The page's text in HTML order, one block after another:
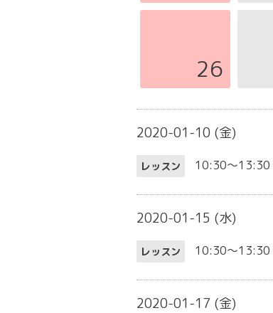
26
2020-01-10 (金)
レッスン 10:30～13:30
2020-01-15 (水)
レッスン 10:30～13:30
2020-01-17 (金)